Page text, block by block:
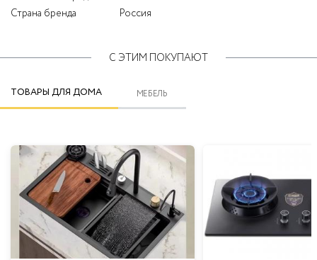
Страна бренда
Россия
С ЭТИМ ПОКУПАЮТ
ТОВАРЫ ДЛЯ ДОМА МЕБЕЛЬ